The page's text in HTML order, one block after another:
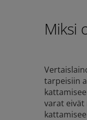
Miksi
tarpeisiin
varat eivät